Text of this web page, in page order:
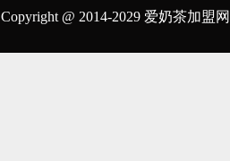
Copyright @ 2014-2029 爱奶茶加盟网